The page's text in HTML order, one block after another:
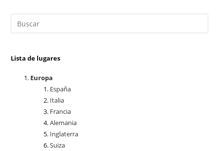
Lista de lugares
Europa
España
Italia
Francia
Alemania
Inglaterra
Suiza